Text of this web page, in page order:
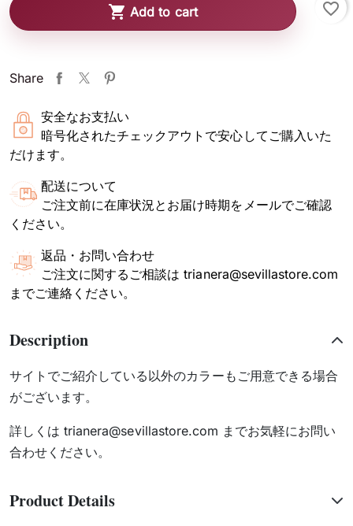
 Add to cart favorite_border
Share
安全なお支払い
暗号化されたチェックアウトで安心してご購入いた
だけます。
配送について
ご注文前に在庫状況とお届け時期をメールでご確認
ください。
返品・お問い合わせ
ご注文に関するご相談は trianera@sevillastore.com
までご連絡ください。
Description
サイトでご紹介している以外のカラーもご用意できる場合
がございます。
詳しくは trianera@sevillastore.com までお気軽にお問い
合わせください。
Product Details